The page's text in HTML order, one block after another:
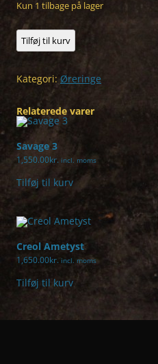
Kun 1 tilbage på lager
Creoler
"Midgaard"
Tilføj til kurv
Kategori:Øreringe
Relaterede varer
Savage 3
1,550.00kr. incl. moms
Tilføj til kurv
Creol Ametyst
1,650.00kr. incl. moms
Tilføj til kurv